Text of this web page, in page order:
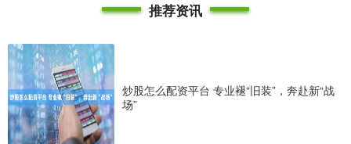
推荐资讯
炒股怎么配资平台 专业褪“旧装”，奔赴新“战
场”